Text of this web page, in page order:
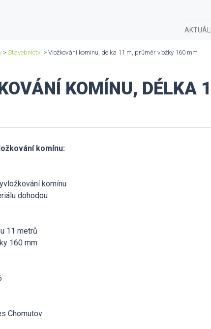
> Stavebnictví > Vložkování komínu, délka 11 m, průměr vložky 160 mm
KOMÍNU, DÉLKA
komínu:
komínu
dohodou
11 metrů
160 mm
Chomutov